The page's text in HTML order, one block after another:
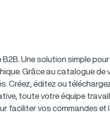
Une solution simple
Grâce au catalogue de
Créez, éditez ou
toute votre équipe
faciliter vos commandes et